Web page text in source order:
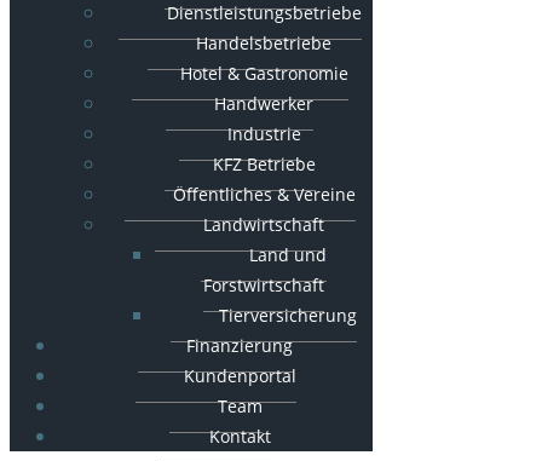
Dienstleistungsbetriebe
Handelsbetriebe
Hotel & Gastronomie
Handwerker
Industrie
KFZ Betriebe
Öffentliches & Vereine
Landwirtschaft
Land und
Forstwirtschaft
Tierversicherung
Finanzierung
Kundenportal
Team
Kontakt